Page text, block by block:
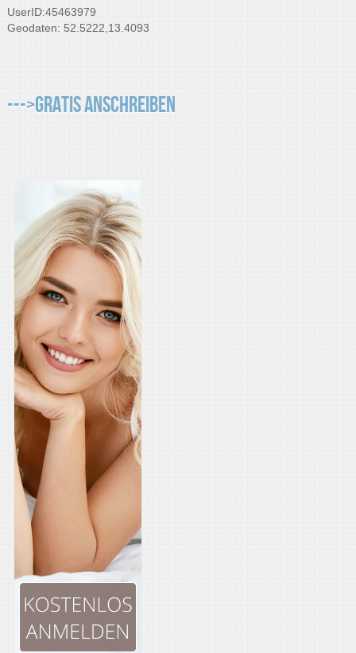
UserID:45463979
Geodaten: 52.5222,13.4093
--->Gratis Anschreiben